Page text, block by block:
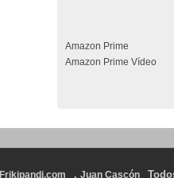
Amazon Prime
Amazon Prime Vídeo
Frikipandi.com . Juan Cascón